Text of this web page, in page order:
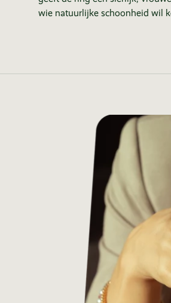
wie natuurlijke schoonheid wil